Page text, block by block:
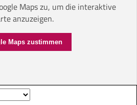
Maps zu, um die interaktive
anzuzeigen.
Maps zustimmen